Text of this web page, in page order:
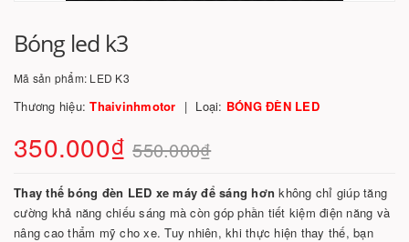
Bóng led k3
Mã sản phẩm: LED K3
Thương hiệu:Thaivinhmotor Loại: BÓNG ĐÈN LED
350.000₫ 550.000₫
Thay thế bóng đèn LED xe máy để sáng hơn không chỉ giúp tăng
cường khả năng chiếu sáng mà còn góp phần tiết kiệm điện năng và
nâng cao thẩm mỹ cho xe. Tuy nhiên, khi thực hiện thay thế, bạn